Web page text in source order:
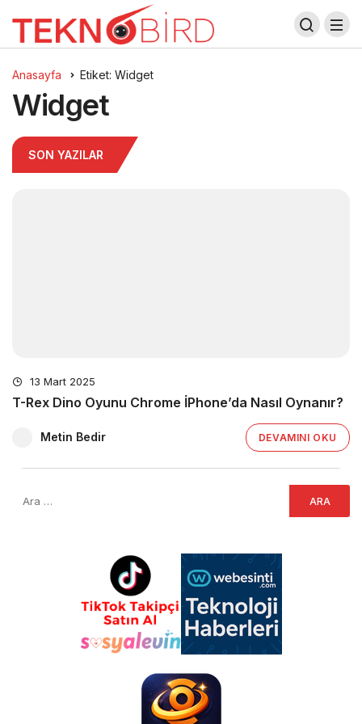
Anasayfa Etiket: Widget
Widget
SON YAZILAR
13 Mart 2025
T-Rex Dino Oyunu Chrome İPhone’da Nasıl Oynanır?
Metin Bedir DEVAMINI OKU